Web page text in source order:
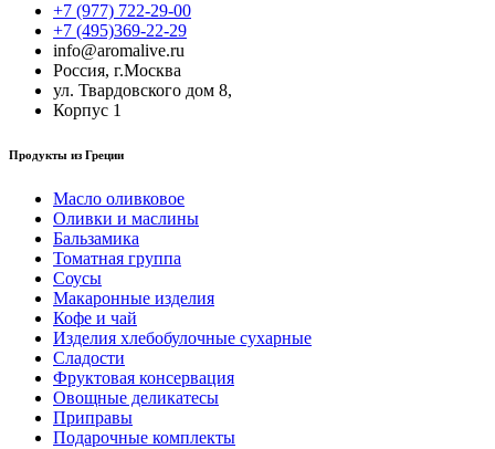
+7 (977) 722-29-00
+7 (495)369-22-29
info@aromalive.ru
Россия, г.Москва
ул. Твардовского дом 8,
Корпус 1
Продукты из Греции
Масло оливковое
Оливки и маслины
Бальзамика
Томатная группа
Соусы
Макаронные изделия
Кофе и чай
Изделия хлебобулочные сухарные
Сладости
Фруктовая консервация
Овощные деликатесы
Приправы
Подарочные комплекты